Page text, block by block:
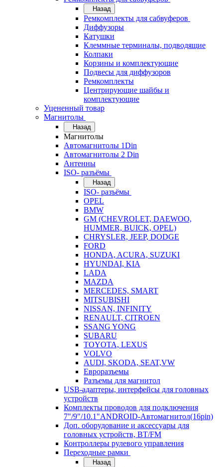
Назад
Ремкомплекты для сабвуферов
Диффузоры
Катушки
Клеммные терминалы, подводящие
Колпаки
Корзины и комплектующие
Подвесы для диффузоров
Ремкомплекты
Центрирующие шайбы и
комплектующие
Уцененный товар
Магнитолы
Назад
Магнитолы
Автомагнитолы 1Din
Автомагнитолы 2 Din
Антенны
ISO- разъёмы
Назад
ISO- разъёмы
OPEL
BMW
GM (CHEVROLET, DAEWOO,
HUMMER, BUICK, OPEL)
CHRYSLER, JEEP, DODGE
FORD
HONDA, ACURA, SUZUKI
HYUNDAI, KIA
LADA
MAZDA
MERCEDES, SMART
MITSUBISHI
NISSAN, INFINITY
RENAULT, CITROEN
SSANG YONG
SUBARU
TOYOTA, LEXUS
VOLVO
AUDI, SKODA, SEAT,VW
Евроразъемы
Разъемы для магнитол
USB-адаптеры, интерфейсы для головных
устройств
Комплекты проводов для подключения
7"/9"/10.1"ANDROID-Автомагнитол(16pin)
Доп. оборудование и аксессуары для
головных устройств, BT/FM
Контроллеры рулевого управления
Переходные рамки
Назад